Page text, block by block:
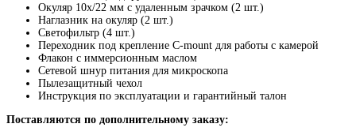
Окуляр 10x/22 мм с удаленным зрачком (2 шт.)
Наглазник на окуляр (2 шт.)
Светофильтр (4 шт.)
Переходник под крепление C-mount для работы с камерой
Флакон с иммерсионным маслом
Сетевой шнур питания для микроскопа
Пылезащитный чехол
Инструкция по эксплуатации и гарантийный талон
Поставляются по дополнительному заказу: